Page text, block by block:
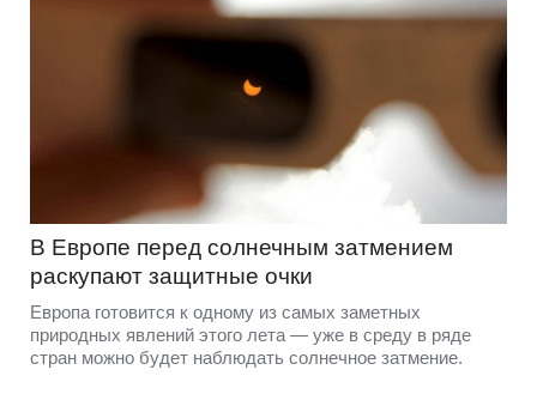
В Европе перед солнечным затмением
раскупают защитные очки
Европа готовится к одному из самых заметных
природных явлений этого лета — уже в среду в ряде
стран можно будет наблюдать солнечное затмение.